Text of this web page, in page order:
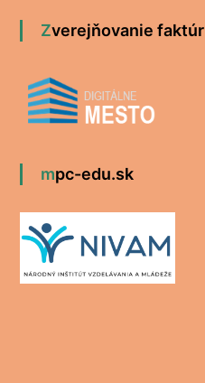
Zverejňovanie faktúr
mpc-edu.sk